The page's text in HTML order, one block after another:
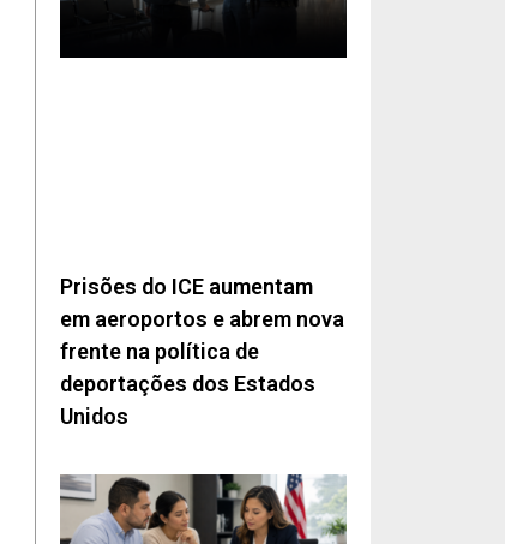
Prisões do ICE aumentam
em aeroportos e abrem nova
frente na política de
deportações dos Estados
Unidos